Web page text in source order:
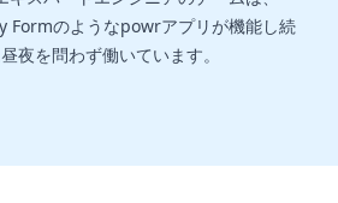
のようなpowrアプリが機能し続
夜を問わず働いています。